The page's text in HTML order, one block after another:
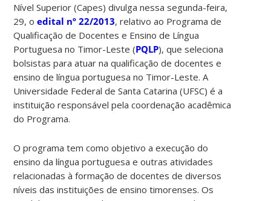
Nível Superior (Capes) divulga nessa segunda-feira,
29, oedital nº 22/2013, relativo ao Programa de
Qualificação de Docentes e Ensino de Língua
Portuguesa no Timor-Leste (PQLP), que seleciona
bolsistas para atuar na qualificação de docentes e
ensino de língua portuguesa no Timor-Leste. A
Universidade Federal de Santa Catarina (UFSC) é a
instituição responsável pela coordenação acadêmica
do Programa.
O programa tem como objetivo a execução do
ensino da língua portuguesa e outras atividades
relacionadas à formação de docentes de diversos
níveis das instituições de ensino timorenses. Os